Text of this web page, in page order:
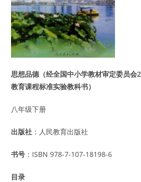
思想品德（经全国中小学教材审定委员会
教育课程标准实验教科书）
八年级下册
出版社 ：人民教育出版社
书号 ：ISBN 978-7-107-18198-6
目录